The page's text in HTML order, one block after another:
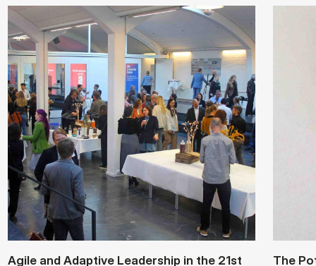
Agile and Ad­apt­ive Lead­er­ship in the 21st
The